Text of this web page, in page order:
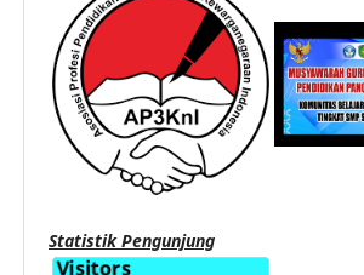
Statistik Pengunjung